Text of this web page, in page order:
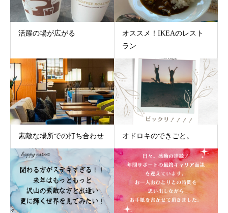
活躍の場が広がる
オススメ！IKEAのレスト
ラン
素敵な場所での打ち合わせ オドロキのできごと。